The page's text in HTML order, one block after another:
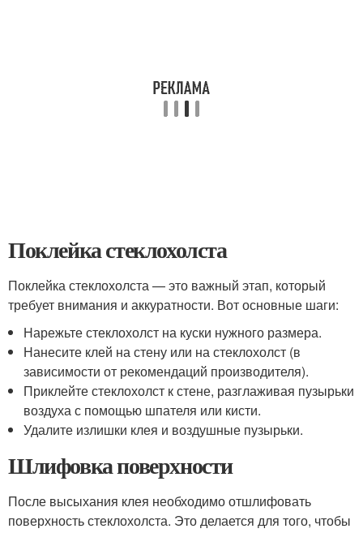
Поклейка стеклохолста
Поклейка стеклохолста — это важный этап, который
требует внимания и аккуратности. Вот основные шаги:
Нарежьте стеклохолст на куски нужного размера.
Нанесите клей на стену или на стеклохолст (в
зависимости от рекомендаций производителя).
Приклейте стеклохолст к стене, разглаживая пузырьки
воздуха с помощью шпателя или кисти.
Удалите излишки клея и воздушные пузырьки.
Шлифовка поверхности
После высыхания клея необходимо отшлифовать
поверхность стеклохолста. Это делается для того, чтобы